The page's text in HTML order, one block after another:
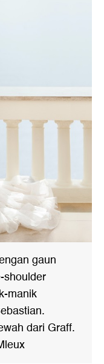
gaun
shoulder
manik
dari Graff.